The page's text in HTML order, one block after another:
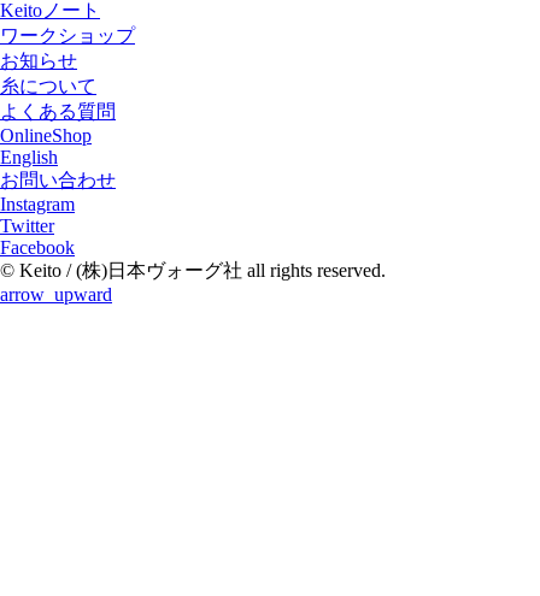
Keitoノート
ワークショップ
お知らせ
糸について
よくある質問
OnlineShop
English
お問い合わせ
Instagram
Twitter
Facebook
© Keito / (株)日本ヴォーグ社 all rights reserved.
arrow_upward